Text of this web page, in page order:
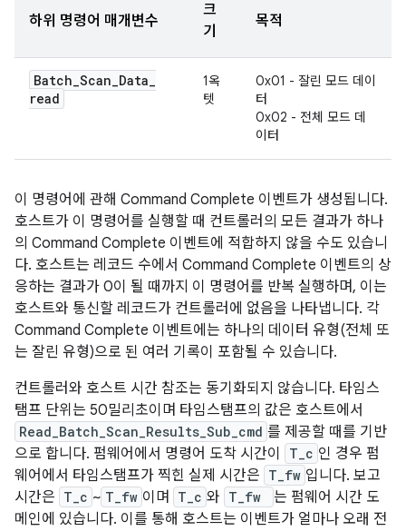
하위 명령어 매개변수
크
기
목적
Batch_Scan_Data_
read
1옥
텟
0x01 - 잘린 모드 데이
터
0x02 - 전체 모드 데
이터
이 명령어에 관해 Command Complete 이벤트가 생성됩니다.
호스트가 이 명령어를 실행할 때 컨트롤러의 모든 결과가 하나
의 Command Complete 이벤트에 적합하지 않을 수도 있습니
다. 호스트는 레코드 수에서 Command Complete 이벤트의 상
응하는 결과가 0이 될 때까지 이 명령어를 반복 실행하며, 이는
호스트와 통신할 레코드가 컨트롤러에 없음을 나타냅니다. 각
Command Complete 이벤트에는 하나의 데이터 유형(전체 또
는 잘린 유형)으로 된 여러 기록이 포함될 수 있습니다.
컨트롤러와 호스트 시간 참조는 동기화되지 않습니다. 타임스
탬프 단위는 50밀리초이며 타임스탬프의 값은 호스트에서
Read_Batch_Scan_Results_Sub_cmd 를 제공할 때를 기반
으로 합니다. 펌웨어에서 명령어 도착 시간이
T_c 인 경우 펌
웨어에서 타임스탬프가 찍힌 실제 시간은 T_fw 입니다. 보고
시간은 T_c ~ T_fw 이며 T_c 와 T_fw
는 펌웨어 시간 도
메인에 있습니다. 이를 통해 호스트는 이벤트가 얼마나 오래 전